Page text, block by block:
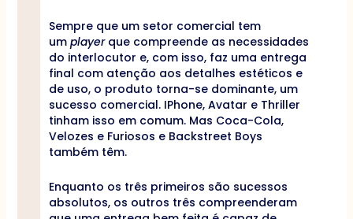
Sempre que um setor comercial tem
um playerque compreende as necessidades
do interlocutor e, com isso, faz uma entrega
final com atenção aos detalhes estéticos e
de uso, o produto torna-se dominante, um
sucesso comercial. IPhone, Avatar e Thriller
tinham isso em comum. Mas Coca-Cola,
Velozes e Furiosos e Backstreet Boys
também têm.
Enquanto os três primeiros são sucessos
absolutos, os outros três compreenderam